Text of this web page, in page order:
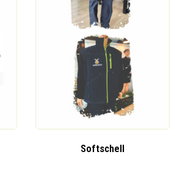
Softschell